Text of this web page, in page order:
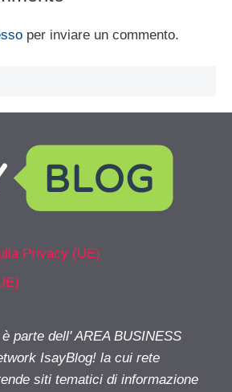
per inviare un commento.
Privacy (UE)
parte dell' AREA BUSINESS
IsayBlog! la cui rete
siti tematici di informazione